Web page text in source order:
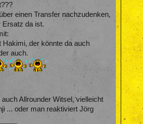
einen Transfer nachzudenken,
Ersatz da ist.
Hakimi, der könnte da auch
auch.
Allrounder Witsel, vielleicht
... oder man reaktiviert Jörg